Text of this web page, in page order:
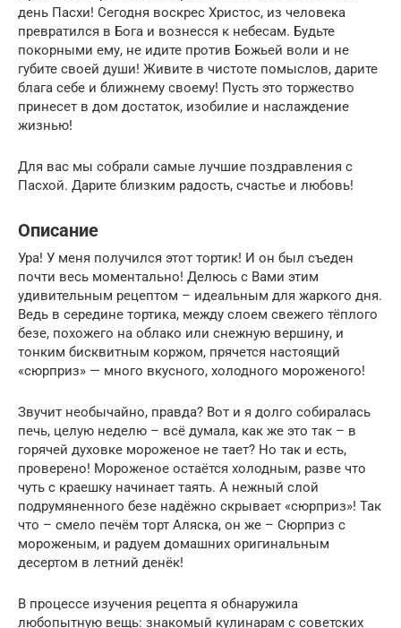
день Пасхи! Сегодня воскрес Христос, из человека
превратился в Бога и вознесся к небесам. Будьте
покорными ему, не идите против Божьей воли и не
губите своей души! Живите в чистоте помыслов, дарите
блага себе и ближнему своему! Пусть это торжество
принесет в дом достаток, изобилие и наслаждение
жизнью!
Для вас мы собрали самые лучшие поздравления с
Пасхой. Дарите близким радость, счастье и любовь!
Описание
Ура! У меня получился этот тортик! И он был съеден
почти весь моментально! Делюсь с Вами этим
удивительным рецептом – идеальным для жаркого дня.
Ведь в середине тортика, между слоем свежего тёплого
безе, похожего на облако или снежную вершину, и
тонким бисквитным коржом, прячется настоящий
«сюрприз» — много вкусного, холодного мороженого!
Звучит необычайно, правда? Вот и я долго собиралась
печь, целую неделю – всё думала, как же это так – в
горячей духовке мороженое не тает? Но так и есть,
проверено! Мороженое остаётся холодным, разве что
чуть с краешку начинает таять. А нежный слой
подрумяненного безе надёжно скрывает «сюрприз»! Так
что – смело печём торт Аляска, он же – Сюрприз с
мороженым, и радуем домашних оригинальным
десертом в летний денёк!
В процессе изучения рецепта я обнаружила
любопытную вещь: знакомый кулинарам с советских